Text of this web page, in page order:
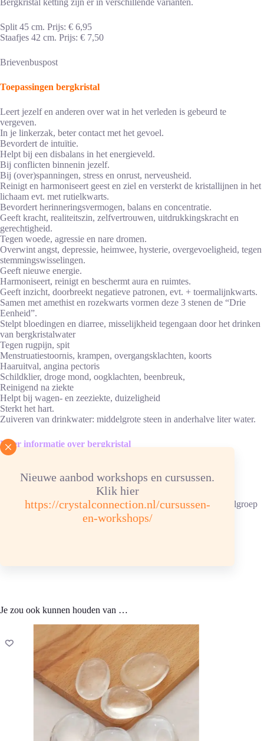
Nieuwe aanbod workshops en cursussen.
Klik hier
https://crystalconnection.nl/cursussen-
en-workshops/
Bergkristal ketting zijn er in verschillende varianten.
Split 45 cm. Prijs: € 6,95
Staafjes 42 cm. Prijs: € 7,50
Brievenbuspost
Toepassingen bergkristal
Leert jezelf en anderen over wat in het verleden is gebeurd te
vergeven.
In je linkerzak, beter contact met het gevoel.
Bevordert de intuïtie.
Helpt bij een disbalans in het energieveld.
Bij conflicten binnenin jezelf.
Bij (over)spanningen, stress en onrust, nerveusheid.
Reinigt en harmoniseert geest en ziel en versterkt de kristallijnen in het
lichaam evt. met rutielkwarts.
Bevordert herinneringsvermogen, balans en concentratie.
Geeft kracht, realiteitszin, zelfvertrouwen, uitdrukkingskracht en
gerechtigheid.
Tegen woede, agressie en nare dromen.
Overwint angst, depressie, heimwee, hysterie, overgevoeligheid, tegen
stemmingswisselingen.
Geeft nieuwe energie.
Harmoniseert, reinigt en beschermt aura en ruimtes.
Geeft inzicht, doorbreekt negatieve patronen, evt. + toermalijnkwarts.
Samen met amethist en rozekwarts vormen deze 3 stenen de “Drie
Eenheid”.
Stelpt bloedingen en diarree, misselijkheid tegengaan door het drinken
van bergkristalwater
Tegen rugpijn, spit
Menstruatiestoornis, krampen, overgangsklachten, koorts
Haaruitval, angina pectoris
Schildklier, droge mond, oogklachten, beenbreuk,
Reinigend na ziekte
Helpt bij wagen- en zeeziekte, duizeligheid
Sterkt het hart.
Zuiveren van drinkwater: middelgrote steen in anderhalve liter water.
Meer informatie over bergkristal
Reinigen/ontladen: 1x per maand, onder stromend water.
Opladen: aansluitend 6 uur in dag-/zonlicht of in een bergkristalgroep
of bergkristalverzorgingssteentjes.
Je zou ook kunnen houden van …